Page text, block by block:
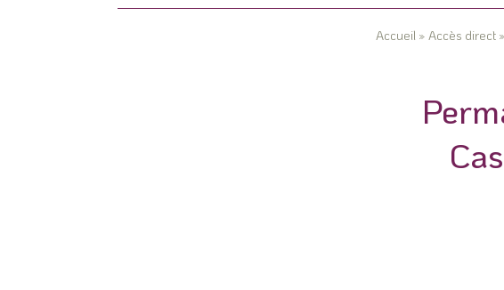
Accueil » Accès direct »